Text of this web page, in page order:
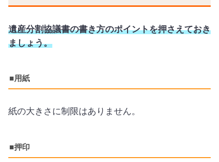
遺産分割協議書の書き方のポイントを押さえておき
ましょう。
■用紙
紙の大きさに制限はありません。
■押印